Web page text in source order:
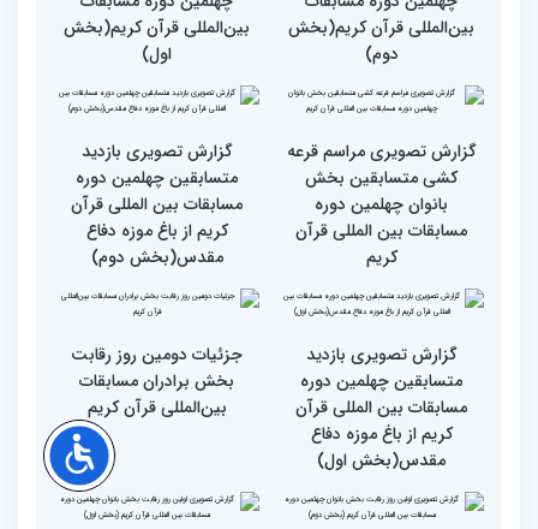
چهلمین دوره مسابقات
بین‌المللی قرآن کریم(بخش
چهلمین دوره مسابقات
بین‌المللی قرآن کریم(بخش
گزارش تصویری مراسم قرعه
کشی متسابقین بخش
بانوان چهلمین دوره
مسابقات بین المللی قرآن
گزارش تصویری بازدید
متسابقین چهلمین دوره
مسابقات بین المللی قرآن
کریم از باغ موزه دفاع
گزارش تصویری بازدید
متسابقین چهلمین دوره
مسابقات بین المللی قرآن
کریم از باغ موزه دفاع
جزئیات دومین روز رقابت
بخش برادران مسابقات
بین‌المللی قرآن کریم